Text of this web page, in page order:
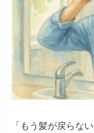
「もう髪が戻らな